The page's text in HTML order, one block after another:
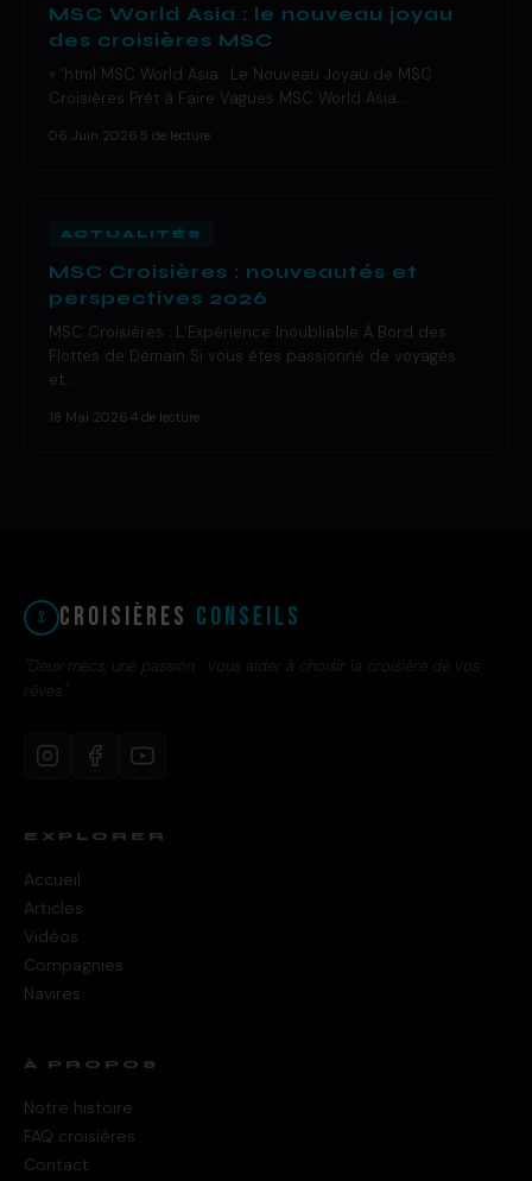
MSC World Asia : le nouveau joyau
des croisières MSC
« `html MSC World Asia : Le Nouveau Joyau de MSC
Croisières Prêt à Faire Vagues MSC World Asia…
06 Juin 2026 5 de lecture
ACTUALITÉS
MSC Croisières : nouveautés et
perspectives 2026
MSC Croisières : L’Expérience Inoubliable À Bord des
Flottes de Demain Si vous êtes passionné de voyages
et…
18 Mai 2026 4 de lecture
Croisières Conseils
"Deux mecs, une passion : vous aider à choisir la croisière de vos
rêves."
EXPLORER
Accueil
Articles
Vidéos
Compagnies
Navires
À PROPOS
Notre histoire
FAQ croisières
Contact